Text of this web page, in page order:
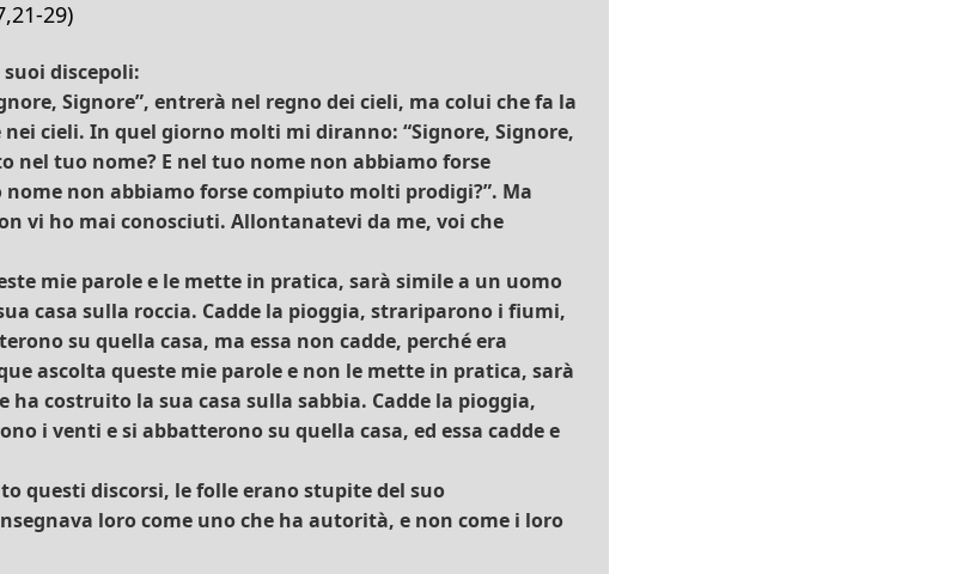
29)
discepoli:
Signore”, entrerà nel regno dei cieli, ma colui che fa la
cieli. In quel giorno molti mi diranno: “Signore, Signore,
nel tuo nome? E nel tuo nome non abbiamo forse
nome non abbiamo forse compiuto molti prodigi?”. Ma
vi ho mai conosciuti. Allontanatevi da me, voi che
mie parole e le mette in pratica, sarà simile a un uomo
casa sulla roccia. Cadde la pioggia, strariparono i fiumi,
su quella casa, ma essa non cadde, perché era
ascolta queste mie parole e non le mette in pratica, sarà
costruito la sua casa sulla sabbia. Cadde la pioggia,
i venti e si abbatterono su quella casa, ed essa cadde e
questi discorsi, le folle erano stupite del suo
loro come uno che ha autorità, e non come i loro